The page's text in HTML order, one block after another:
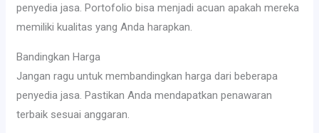
penyedia jasa. Portofolio bisa menjadi acuan apakah mereka
memiliki kualitas yang Anda harapkan.
Bandingkan Harga
Jangan ragu untuk membandingkan harga dari beberapa
penyedia jasa. Pastikan Anda mendapatkan penawaran
terbaik sesuai anggaran.